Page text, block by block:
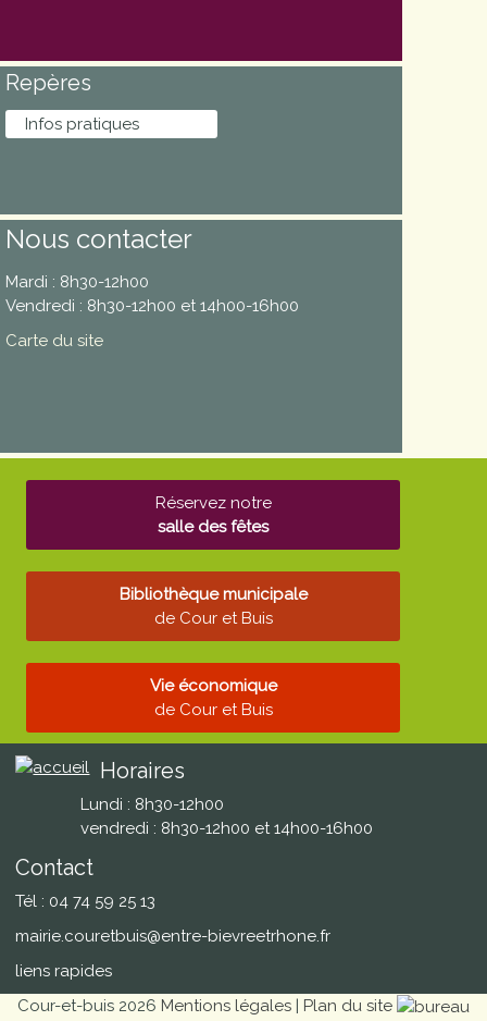
Repères
Infos pratiques
Nous contacter
Mardi : 8h30-12h00
Vendredi : 8h30-12h00 et 14h00-16h00
Carte du site
Réservez notre
salle des fêtes
Bibliothèque municipale
de Cour et Buis
Vie économique
de Cour et Buis
Horaires
Lundi : 8h30-12h00
vendredi : 8h30-12h00 et 14h00-16h00
Contact
Tél : 04 74 59 25 13
mairie.couretbuis@entre-bievreetrhone.fr
liens rapides
Cour-et-buis 2026 Mentions légales | Plan du site